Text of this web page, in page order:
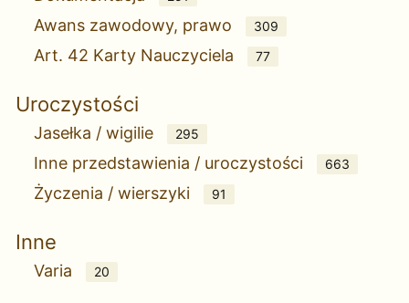
Awans zawodowy, prawo 309
Art. 42 Karty Nauczyciela 77
Uroczystości
Jasełka / wigilie 295
Inne przedstawienia / uroczystości 663
Życzenia / wierszyki 91
Inne
Varia 20